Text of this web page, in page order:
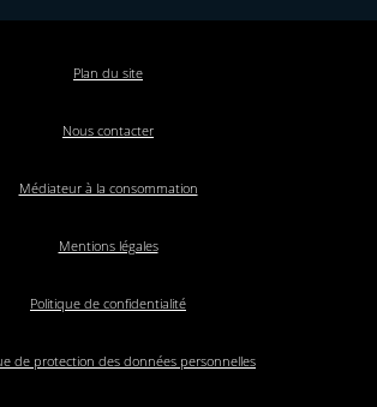
Plan du site
Nous contacter
Médiateur à la consommation
Mentions légales
Politique de confidentialité
de protection des données personnelles